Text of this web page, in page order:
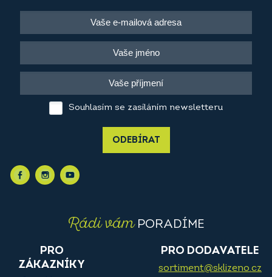
Souhlasím se zasíláním newsletteru
ODEBÍRAT
Rádi vámPORADÍME
PRO
ZÁKAZNÍKY
PRO DODAVATELE
sortiment@sklizeno.cz